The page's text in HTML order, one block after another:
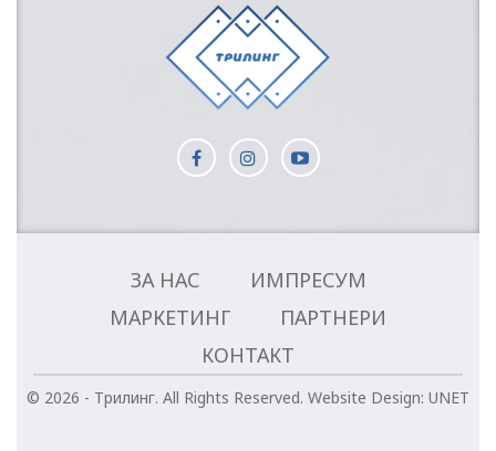
ЗА НАС
ИМПРЕСУМ
МАРКЕТИНГ
ПАРТНЕРИ
КОНТАКТ
© 2026 - Трилинг. All Rights Reserved. Website Design: UNET